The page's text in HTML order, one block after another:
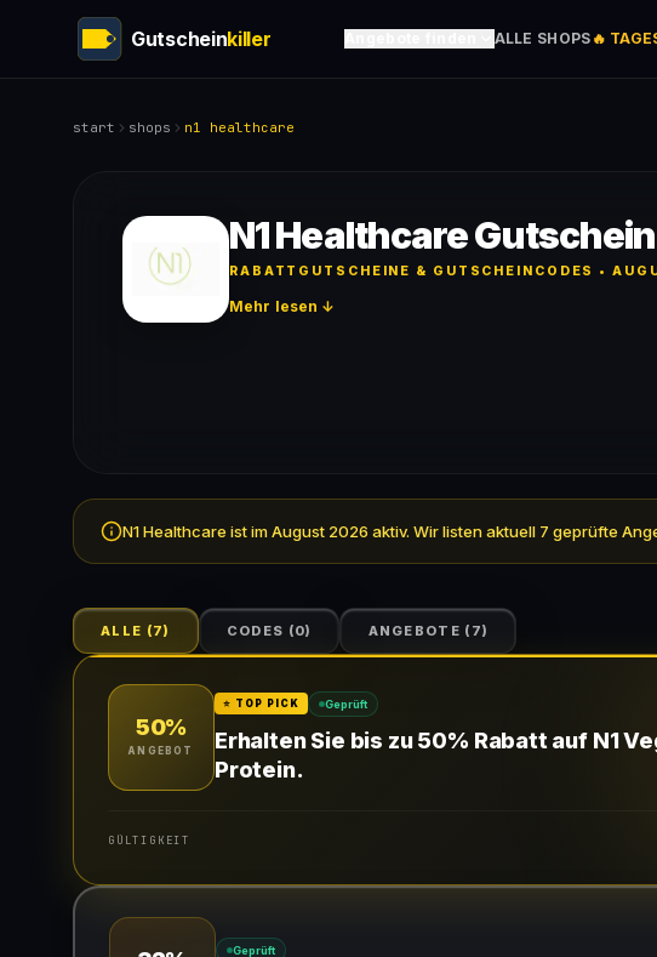
Gutscheinkiller ALLE SHOPS 🔥
start shops n1 healthcare
N1 Healthcare Gutschein
RABATTGUTSCHEINE & GUTSCHEINCODES •
Mehr lesen ↓
N1 Healthcare ist im August 2026 aktiv. Wir listen aktuell 7 geprüfte
ALLE (7) CODES (0) ANGEBOTE ( 7)
50%
ANGEBOT
⭐ TOP PICK Geprüft
Erhalten Sie bis zu 50% Rabatt auf N1
Protein.
GÜLTIGKEIT
Gültig für teilnehmende Produkte
Geprüft